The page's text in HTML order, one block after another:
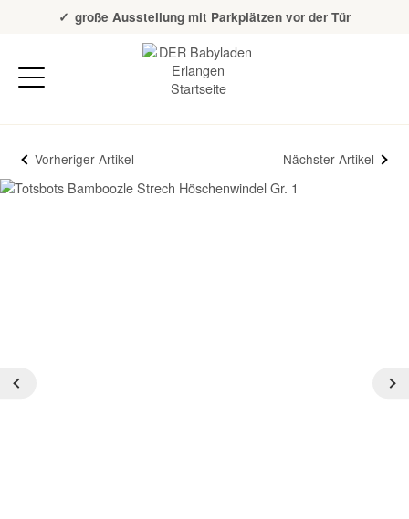
Über 20 Jahre Erfahrung
große Ausstellung mit Parkplätzen vor der Tür
Vorheriger Artikel Nächster Artikel